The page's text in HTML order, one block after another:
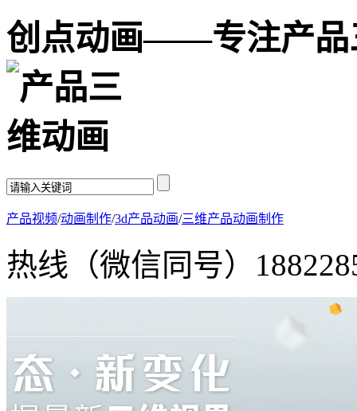
创点动画——专注产品
产品视频/动画制作/3d产品动画/三维产品动画制作
热线（微信同号）